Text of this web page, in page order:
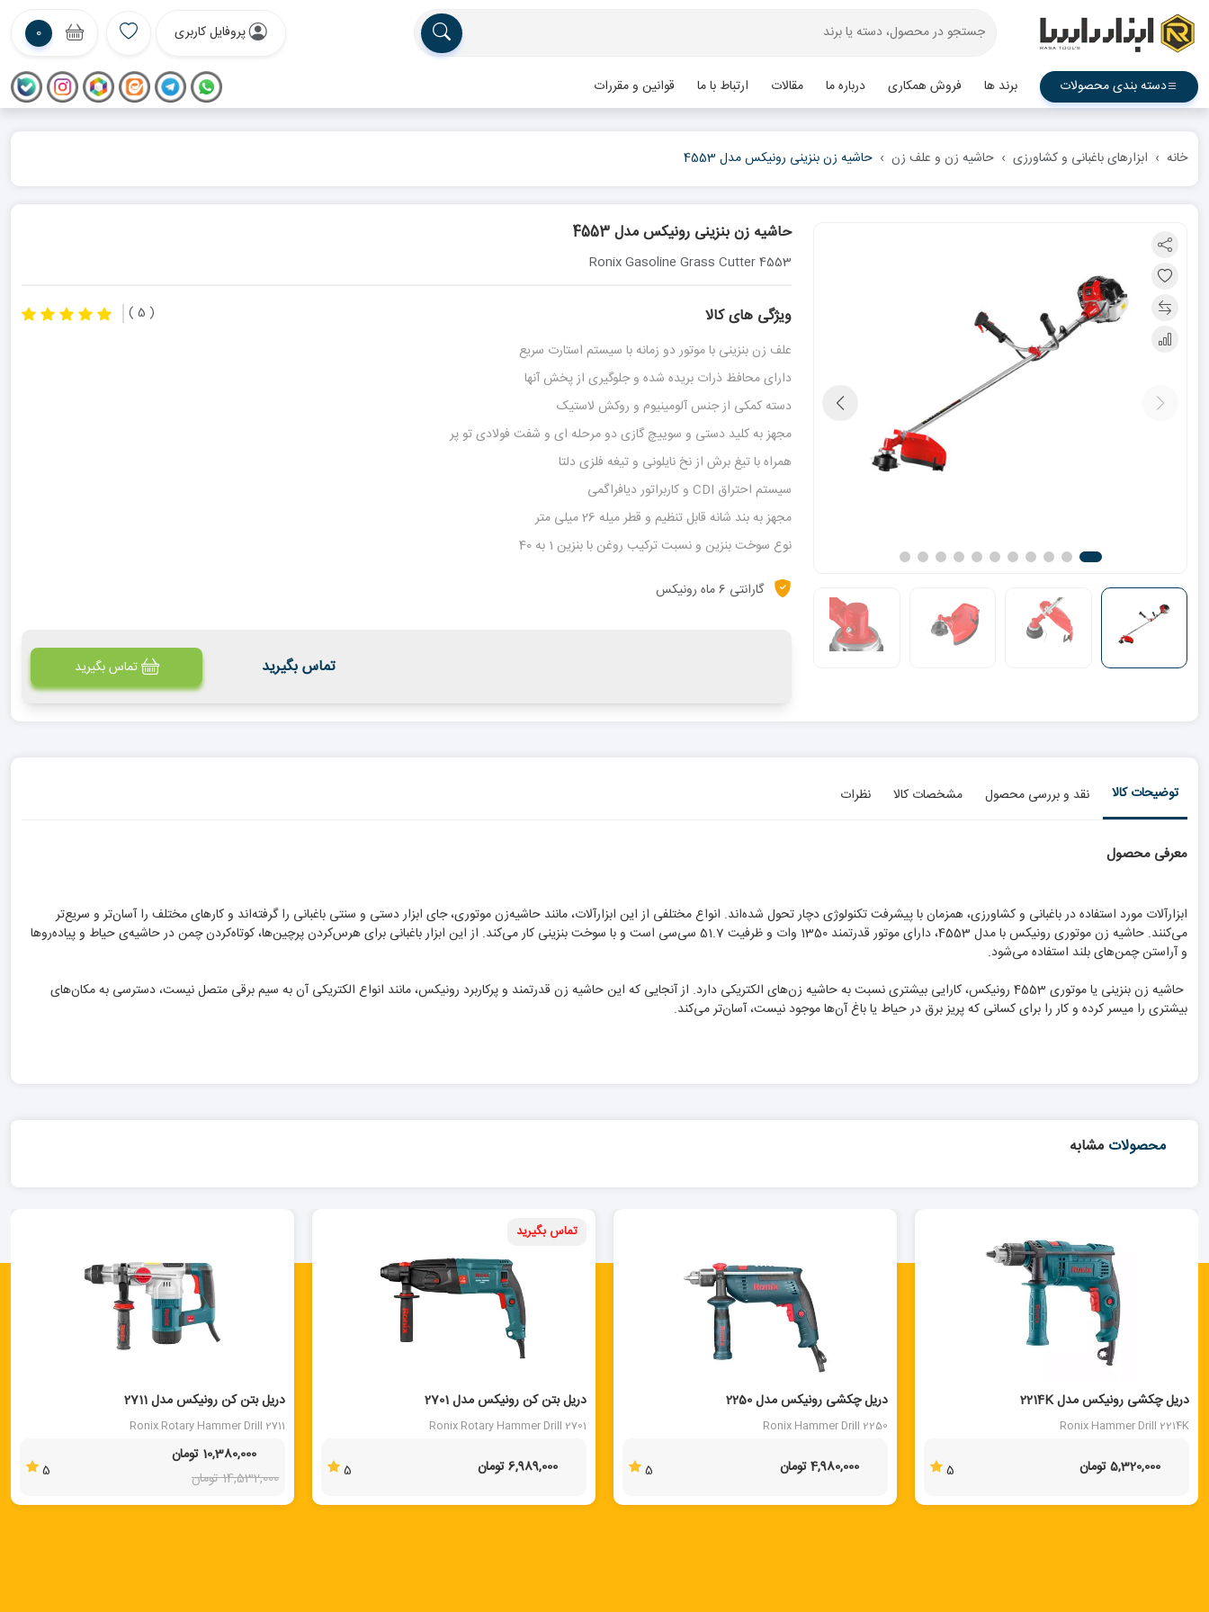
پروفایل کاربری 0
دسته بندی محصولات برند ها فروش همکاری درباره ما مقالات ارتباط با ما قوانین و مقررات
خانه ابزارهای باغبانی و کشاورزی حاشیه زن و علف زن حاشیه زن بنزینی رونیکس مدل 4553
حاشیه زن بنزینی رونیکس مدل 4553
Ronix Gasoline Grass Cutter 4553
ویژگی های کالا
علف زن بنزینی با موتور دو زمانه با سیستم استارت سریع
دارای محافظ ذرات بریده شده و جلوگیری از پخش آنها
دسته کمکی از جنس آلومینیوم و روکش لاستیک
مجهز به کلید دستی و سوییچ گازی دو مرحله ای و شفت فولادی تو پر
همراه با تیغ برش از نخ نایلونی و تیغه فلزی دلتا
سیستم احتراق CDI و کاربراتور دیافراگمی
مجهز به بند شانه قابل تنظیم و قطر میله 26 میلی متر
نوع سوخت بنزین و نسبت ترکیب روغن با بنزین 1 به 40
( 5 )
گارانتی 6 ماه رونیکس
تماس بگیرید تماس بگیرید
توضیحات کالا نقد و بررسی محصول مشخصات کالا نظرات
معرفی محصول
ابزارآلات مورد استفاده در باغبانی و کشاورزی، همزمان با پیشرفت تکنولوژی دچار تحول شده‌اند. انواع مختلفی از این ابزارآلات، مانند حاشیه‌زن موتوری، جای ابزار دستی و سنتی باغبانی را گرفته‌اند‌ و کارهای مختلف را آسان‌تر و سریع‌تر
می‌کنند. حاشیه زن موتوری رونیکس با مدل 4553، دارای موتور قدرتمند 1350 وات و ظرفیت 51.7 سی‌‌سی است و با سوخت بنزینی کار می‌کند. از این ابزار باغبانی برای هرس‌کردن پرچین‌ها، کوتاه‌کردن چمن در حاشیه‌ی حیاط و پیاده‌روها
و آراستن چمن‌های بلند استفاده می‌شود.
حاشیه زن‌ بنزینی یا موتوری 4553 رونیکس، کارایی بیشتری نسبت به حاشیه زن‌های الکتریکی دارد. از آنجایی که این حاشیه زن قدرتمند و پرکاربرد رونیکس، مانند انواع الکتریکی آن به سیم برقی متصل نیست، دسترسی به مکان‌های
بیشتری را میسر کرده و کار را برای کسانی که پریز برق در حیاط یا باغ آن‌ها موجود نیست، آسان‌تر می‌کند.
محصولات مشابه
دریل چکشی رونیکس مدل 2214K
Ronix Hammer Drill 2214K
5,320,000 تومان 5
دریل چکشی رونیکس مدل 2250
Ronix Hammer Drill 2250
4,980,000 تومان 5
تماس بگیرید
دریل بتن کن رونیکس مدل 2701
Ronix Rotary Hammer Drill 2701
6,989,000 تومان 5
40 %
دریل بتن کن رونیکس مدل 2711
Ronix Rotary Hammer Drill 2711
10,380,000 تومان
14,532,000 تومان
5